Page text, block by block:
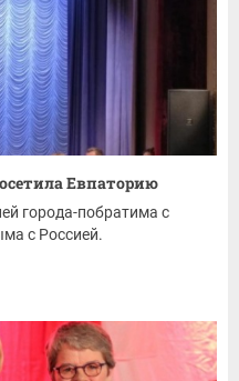
Евпаторию
города-побратима с
с Россией.